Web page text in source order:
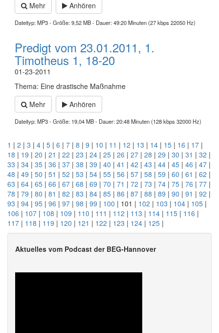
Mehr
Anhören
Dateityp: MP3 - Größe: 9,52 MB - Dauer: 49:20 Minuten (27 kbps 22050 Hz)
Predigt vom 23.01.2011, 1.
Timotheus 1, 18-20
01-23-2011
Thema: Eine drastische Maßnahme
Mehr
Anhören
Dateityp: MP3 - Größe: 19,04 MB - Dauer: 20:48 Minuten (128 kbps 32000 Hz)
1 | 2 | 3 | 4 | 5 | 6 | 7 | 8 | 9 | 10 | 11 | 12 | 13 | 14 | 15 | 16 | 17 |
18 | 19 | 20 | 21 | 22 | 23 | 24 | 25 | 26 | 27 | 28 | 29 | 30 | 31 | 32 |
33 | 34 | 35 | 36 | 37 | 38 | 39 | 40 | 41 | 42 | 43 | 44 | 45 | 46 | 47 |
48 | 49 | 50 | 51 | 52 | 53 | 54 | 55 | 56 | 57 | 58 | 59 | 60 | 61 | 62 |
63 | 64 | 65 | 66 | 67 | 68 | 69 | 70 | 71 | 72 | 73 | 74 | 75 | 76 | 77 |
78 | 79 | 80 | 81 | 82 | 83 | 84 | 85 | 86 | 87 | 88 | 89 | 90 | 91 | 92 |
93 | 94 | 95 | 96 | 97 | 98 | 99 | 100 | 101 | 102 | 103 | 104 | 105 |
106 | 107 | 108 | 109 | 110 | 111 | 112 | 113 | 114 | 115 | 116 |
117 | 118 | 119 | 120 | 121 | 122 | 123 | 124 | 125 |
Aktuelles vom Podcast der BEG-Hannover